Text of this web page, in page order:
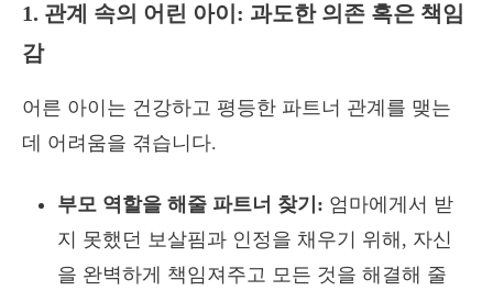
1. 관계 속의 어린 아이: 과도한 의존 혹은 책임
감
어른 아이는 건강하고 평등한 파트너 관계를 맺는
데 어려움을 겪습니다.
부모 역할을 해줄 파트너 찾기: 엄마에게서 받
지 못했던 보살핌과 인정을 채우기 위해, 자신
을 완벽하게 책임져주고 모든 것을 해결해 줄